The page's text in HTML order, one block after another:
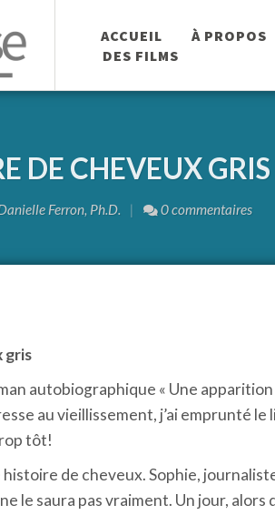
ACCUEIL À PROPOS
DES FILMS
DE CHEVEUX GRIS
Ferron, Ph.D. 0 commentaires
gris
autobiographique « Une
au vieillissement, j’ai emprunté
tôt!
histoire de cheveux. Sophie,
le saura pas vraiment. Un jour,